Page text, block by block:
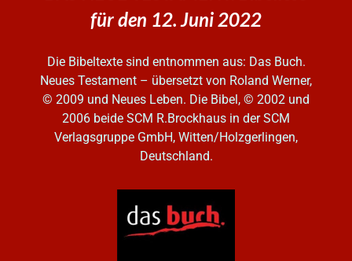
für den 12. Juni 2022
Die Bibeltexte sind entnommen aus: Das Buch.
Neues Testament – übersetzt von Roland Werner,
© 2009 und Neues Leben. Die Bibel, © 2002 und
2006 beide SCM R.Brockhaus in der SCM
Verlagsgruppe GmbH, Witten/Holzgerlingen,
Deutschland.